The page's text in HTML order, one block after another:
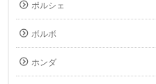
ポルシェ
ボルボ
ホンダ